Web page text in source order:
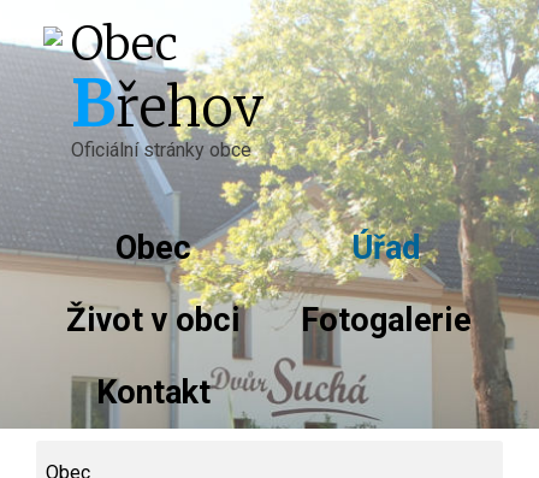
Obec
Břehov
Oficiální stránky obce
Obec
Úřad
Život v obci
Fotogalerie
Kontakt
Obec